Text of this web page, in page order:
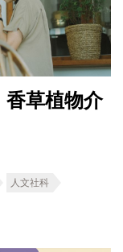
香草植物介
人文社科